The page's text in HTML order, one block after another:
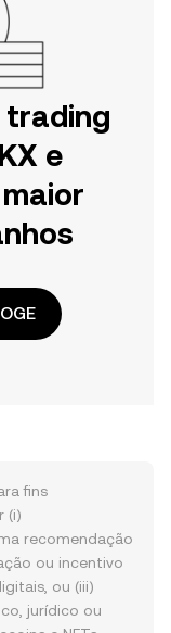
trading
e
fins
(i)
recomendação
ou incentivo
ou (iii)
jurídico ou